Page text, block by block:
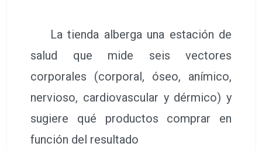
La tienda alberga una estación de
salud que mide seis vectores
corporales (corporal, óseo, anímico,
nervioso, cardiovascular y dérmico) y
sugiere qué productos comprar en
función del resultado